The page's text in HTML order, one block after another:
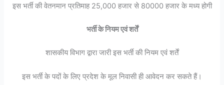
इस भर्ती की वेतनमान प्रतिमाह 25,000 हजार से 80000 हजार के मध्य होगी
भर्ती के नियम एवं शर्तें
शासकीय विभाग द्वारा जारी इस भर्ती की नियम एवं शर्तें
इस भर्ती के पदों के लिए प्रदेश के मूल निवासी ही आवेदन कर सकते हैं।